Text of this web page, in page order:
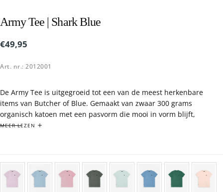
Army Tee | Shark Blue
€49,95
Reguliere
€49,95
Art. nr.: 2012001
De Army Tee is uitgegroeid tot een van de meest herkenbare
items van Butcher of Blue. Gemaakt van zwaar 300 grams
organisch katoen met een pasvorm die mooi in vorm blijft,
wasbeurt na wasbeurt.
uitstraling die met de tijd alleen maar mooier wordt.
Afgewerkt met onze kenmerkende hook badge. Het T shirt waar je
MEER LEZEN